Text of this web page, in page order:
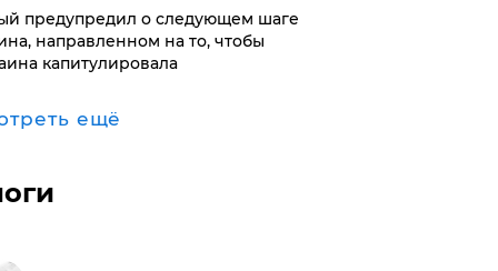
предупредил о следующем шаге
направленном на то, чтобы
капитулировала
ещё